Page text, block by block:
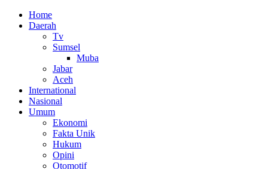
Home
Daerah
Tv
Sumsel
Muba
Jabar
Aceh
International
Nasional
Umum
Ekonomi
Fakta Unik
Hukum
Opini
Otomotif